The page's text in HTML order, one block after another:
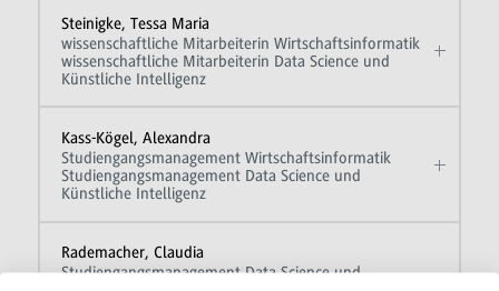
Steinigke, Tessa Maria
wissenschaftliche Mitarbeiterin Wirtschaftsinformatik
wissenschaftliche Mitarbeiterin Data Science und
Künstliche Intelligenz
Kass-Kögel, Alexandra
Studiengangsmanagement Wirtschaftsinformatik
Studiengangsmanagement Data Science und
Künstliche Intelligenz
Rademacher, Claudia
Studiengangsmanagement Data Science und